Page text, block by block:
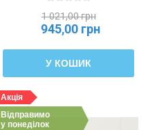
1 021,00 грн
945,00 грн
У КОШИК
Акція
Відправимо
у понеділок